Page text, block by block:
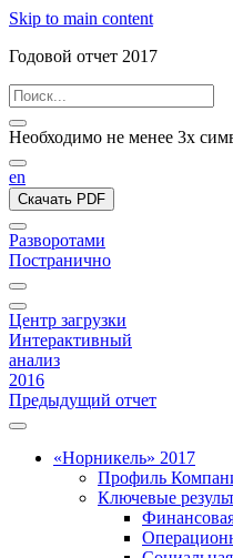
Skip to main content
Годовой отчет 2017
Необходимо не менее 3х
en
Скачать PDF
Разворотами
Постранично
Центр загрузки
Интерактивный
анализ
2016
Предыдущий отчет
«Норникель» 2017
Профиль
Ключевые